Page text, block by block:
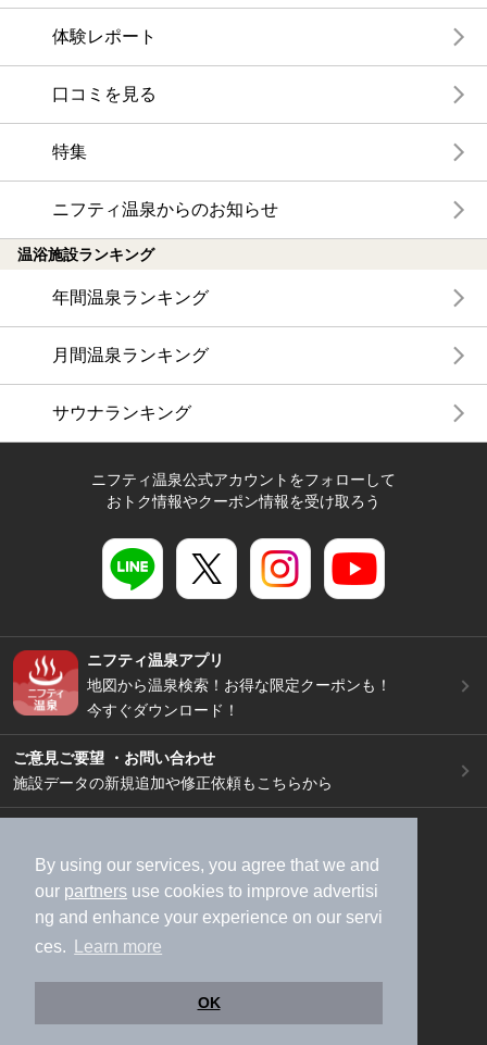
By using our services, you agree that we and
our partners use cookies to improve advertisi
ng and enhance your experience on our servi
ces.
Learn more
OK
体験レポート
口コミを見る
特集
ニフティ温泉からのお知らせ
温浴施設ランキング
年間温泉ランキング
月間温泉ランキング
サウナランキング
ニフティ温泉公式アカウントをフォローして
おトク情報やクーポン情報を受け取ろう
ニフティ温泉アプリ
地図から温泉検索！お得な限定クーポンも！
今すぐダウンロード！
ご意見ご要望 ・お問い合わせ
施設データの新規追加や修正依頼もこちらから
加盟店募集（資料請求）
広告出稿のご案内
利用規約
ライフスタイルMEMBERS+規約
特定商取引法に基づく表記
ヘルプ
採用情報
運営会社